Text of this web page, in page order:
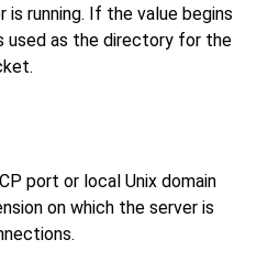
is running. If the value begins
used as the directory for the
port or local Unix domain
on which the server is